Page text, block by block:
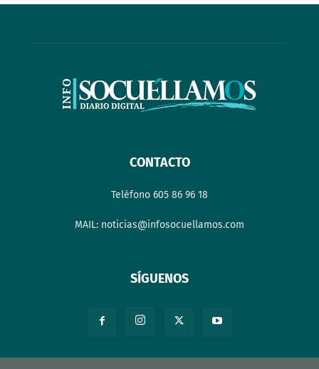
CONTACTO
Teléfono 605 86 96 18
MAIL: noticias@infosocuellamos.com
SÍGUENOS